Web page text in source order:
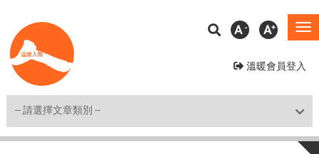
至
主
溫暖會員登入
A A
Shortcut